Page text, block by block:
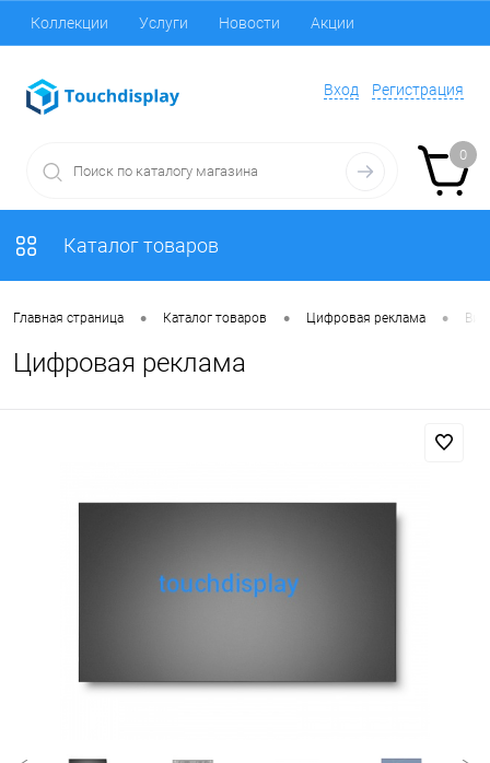
Коллекции Услуги Новости Акции
Вход Регистрация
0
Каталог товаров
Главная страница • Каталог товаров • Цифровая реклама •
Цифровая реклама